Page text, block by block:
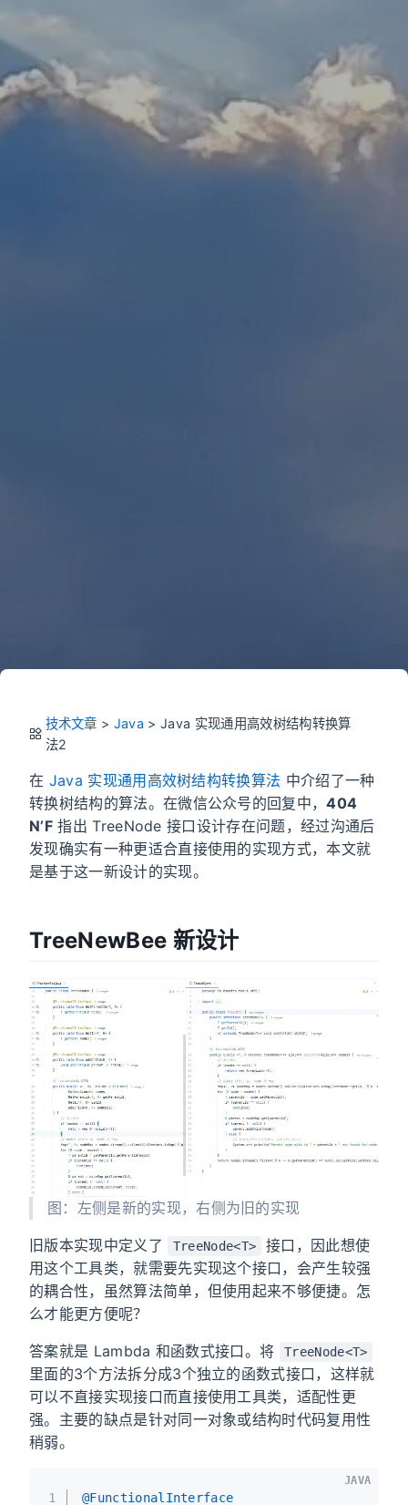
技术文章 > Java > Java 实现通用高效树结构转换算
法2
在 Java 实现通用高效树结构转换算法 中介绍了一种
转换树结构的算法。在微信公众号的回复中，404
N’F指出 TreeNode 接口设计存在问题，经过沟通后
发现确实有一种更适合直接使用的实现方式，本文就
是基于这一新设计的实现。
TreeNewBee 新设计
图：左侧是新的实现，右侧为旧的实现
旧版本实现中定义了 TreeNode<T>
接口，因此想使
用这个工具类，就需要先实现这个接口，会产生较强
的耦合性，虽然算法简单，但使用起来不够便捷。怎
么才能更方便呢？
答案就是 Lambda 和函数式接口。将 TreeNode<T>
里面的3个方法拆分成3个独立的函数式接口，这样就
可以不直接实现接口而直接使用工具类，适配性更
强。主要的缺点是针对同一对象或结构时代码复用性
稍弱。
1 @FunctionalInterface
JAVA